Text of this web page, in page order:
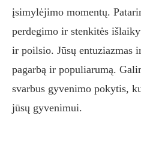
įsimylėjimo momentų.
perdegimo ir stenkitės
ir poilsio. Jūsų entuziazmas
pagarbą ir populiarumą.
svarbus gyvenimo pokytis,
jūsų gyvenimui.